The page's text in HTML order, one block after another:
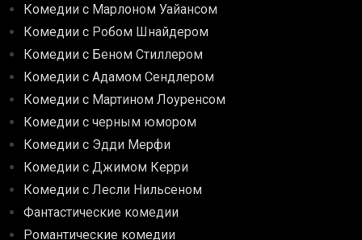
Комедии с Марлоном Уайансом
Комедии с Робом Шнайдером
Комедии с Беном Стиллером
Комедии с Адамом Сендлером
Комедии с Мартином Лоуренсом
Комедии с черным юмором
Комедии с Эдди Мерфи
Комедии с Джимом Керри
Комедии с Лесли Нильсеном
Фантастические комедии
Романтические комедии